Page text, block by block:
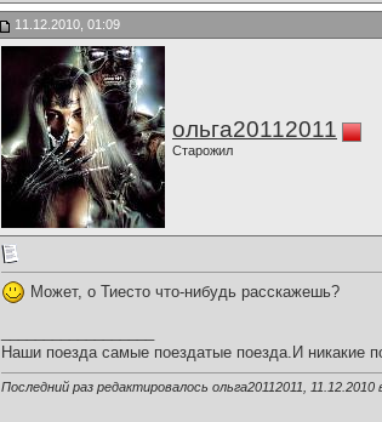
11.12.2010, 01:09
ольга20112011
Старожил
Может, о Тиесто что-нибудь расскажешь?
Наши поезда самые поездатые поезда.И никакие
Последний раз редактировалось ольга20112011, 11.12.2010